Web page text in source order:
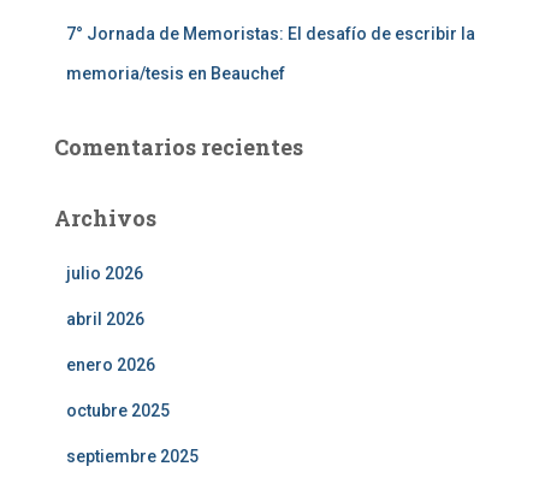
7° Jornada de Memoristas: El desafío de escribir la
memoria/tesis en Beauchef
Comentarios recientes
Archivos
julio 2026
abril 2026
enero 2026
octubre 2025
septiembre 2025